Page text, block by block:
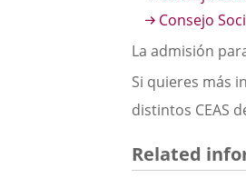
Consejo
La admisión
Si quieres más
distintos CEAS
Related